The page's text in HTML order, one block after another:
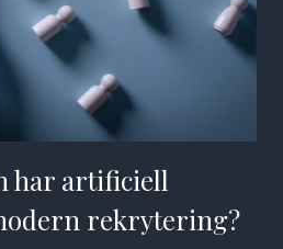
har artificiell
rekrytering?